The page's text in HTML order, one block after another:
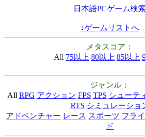
日本語PCゲーム検索
↓ゲームリストへ
メタスコア：
All 75以上 80以上 85以上
ジャンル：
All RPG アクション FPS TPS シューテ
RTS シミュレーショ
アドベンチャー レース スポーツ フラ
ド